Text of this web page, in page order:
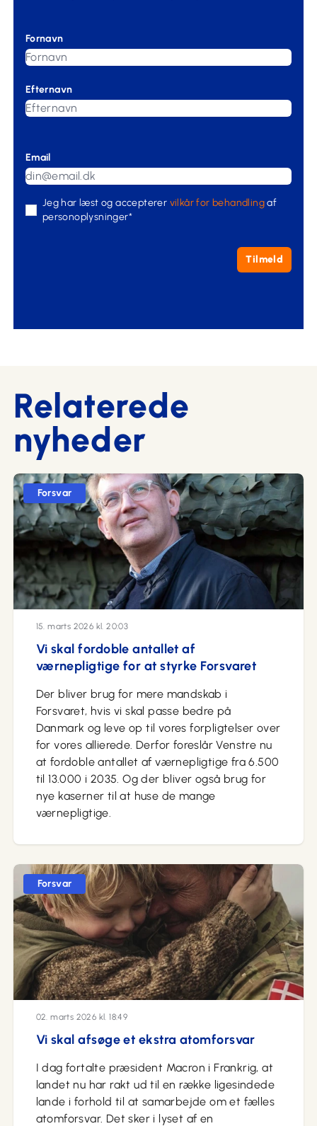
Fornavn
Efternavn
Email
Jeg har læst og accepterer vilkår for behandlingaf
personoplysninger*
Tilmeld
Relaterede
nyheder
Forsvar
15. marts 2026 kl. 20:03
Vi skal fordoble antallet af
værnepligtige for at styrke Forsvaret
Der bliver brug for mere mandskab i
Forsvaret, hvis vi skal passe bedre på
Danmark og leve op til vores forpligtelser over
for vores allierede. Derfor foreslår Venstre nu
at fordoble antallet af værnepligtige fra 6.500
til 13.000 i 2035. Og der bliver også brug for
nye kaserner til at huse de mange
værnepligtige.
Forsvar
02. marts 2026 kl. 18:49
Vi skal afsøge et ekstra atomforsvar
I dag fortalte præsident Macron i Frankrig, at
landet nu har rakt ud til en række ligesindede
lande i forhold til at samarbejde om et fælles
atomforsvar. Det sker i lyset af en